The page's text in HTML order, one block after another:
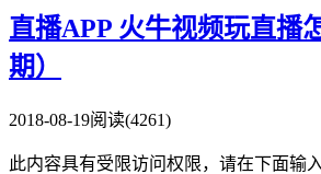
直播APP 火牛视频玩直播
期）
2018-08-19阅读(4261)
此内容具有受限访问权限，请在下面输